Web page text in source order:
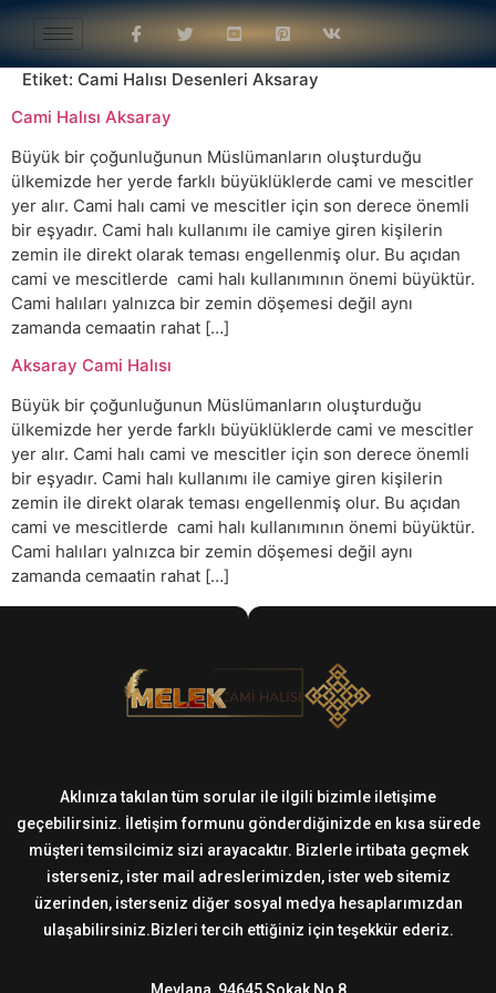
Etiket: Cami Halısı Desenleri Aksaray
Cami Halısı Aksaray
Büyük bir çoğunluğunun Müslümanların oluşturduğu
ülkemizde her yerde farklı büyüklüklerde cami ve mescitler
yer alır. Cami halı cami ve mescitler için son derece önemli
bir eşyadır. Cami halı kullanımı ile camiye giren kişilerin
zemin ile direkt olarak teması engellenmiş olur. Bu açıdan
cami ve mescitlerde cami halı kullanımının önemi büyüktür.
Cami halıları yalnızca bir zemin döşemesi değil aynı
zamanda cemaatin rahat […]
Aksaray Cami Halısı
Büyük bir çoğunluğunun Müslümanların oluşturduğu
ülkemizde her yerde farklı büyüklüklerde cami ve mescitler
yer alır. Cami halı cami ve mescitler için son derece önemli
bir eşyadır. Cami halı kullanımı ile camiye giren kişilerin
zemin ile direkt olarak teması engellenmiş olur. Bu açıdan
cami ve mescitlerde cami halı kullanımının önemi büyüktür.
Cami halıları yalnızca bir zemin döşemesi değil aynı
zamanda cemaatin rahat […]
Aklınıza takılan tüm sorular ile ilgili bizimle iletişime
geçebilirsiniz. İletişim formunu gönderdiğinizde en kısa sürede
müşteri temsilcimiz sizi arayacaktır. Bizlerle irtibata geçmek
isterseniz, ister mail adreslerimizden, ister web sitemiz
üzerinden, isterseniz diğer sosyal medya hesaplarımızdan
ulaşabilirsiniz.Bizleri tercih ettiğiniz için teşekkür ederiz.